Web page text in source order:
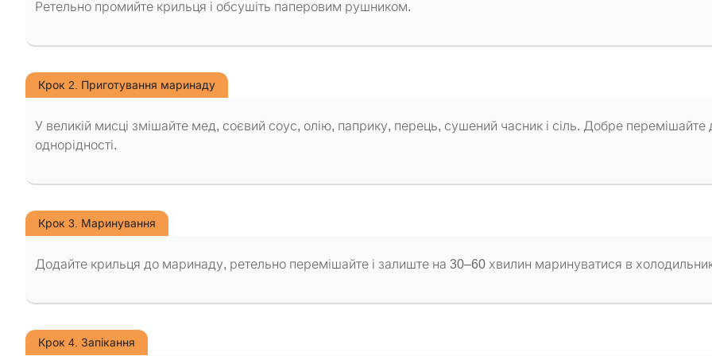
Ретельно промийте крильця і обсушіть паперовим рушником.
Крок 2. Приготування маринаду
У великій мисці змішайте мед, соєвий соус, олію, паприку, перець, сушений часник і сіль. Добре перемішайте
однорідності.
Крок 3. Маринування
Додайте крильця до маринаду, ретельно перемішайте і залиште на 30–60 хвилин маринуватися в
Крок 4. Запікання